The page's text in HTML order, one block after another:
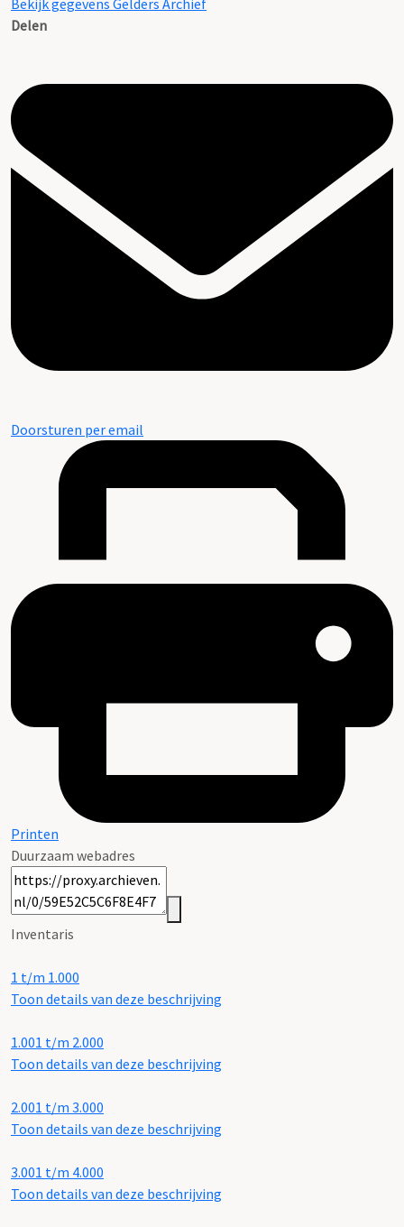
Bekijk gegevens Gelders Archief
Delen
Doorsturen per email
Printen
Duurzaam webadres
Inventaris
1 t/m 1.000
Toon details van deze beschrijving
1.001 t/m 2.000
Toon details van deze beschrijving
2.001 t/m 3.000
Toon details van deze beschrijving
3.001 t/m 4.000
Toon details van deze beschrijving